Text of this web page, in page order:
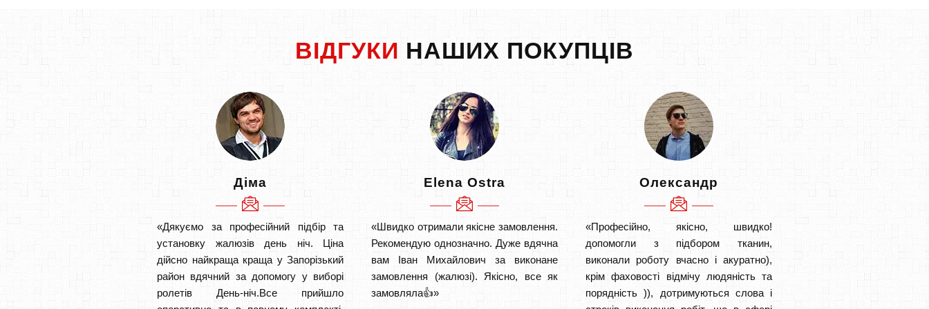
ВІДГУКИ НАШИХ ПОКУПЦІВ
Діма
«Дякуємо за професійний підбір та
установку жалюзів день ніч. Ціна
дійсно найкраща краща у Запорізький
район вдячний за допомогу у виборі
ролетів День-ніч.Все прийшло
Elena Ostra
«Швидко отримали якісне замовлення.
Рекомендую однозначно. Дуже вдячна
вам Іван Михайлович за виконане
замовлення (жалюзі). Якісно, все як
замовляла👍»
Олександр
«Професійно, якісно, швидко!
допомогли з підбором тканин,
виконали роботу вчасно і акуратно),
крім фаховості відмічу людяність та
порядність )), дотримуються слова і